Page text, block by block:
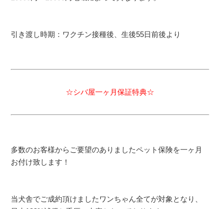
引き渡し時期：ワクチン接種後、生後55日前後より
☆シバ屋一ヶ月保証特典☆
多数のお客様からご要望のありましたペット保険を一ヶ月
お付け致します！
当犬舎でご成約頂けましたワンちゃん全てが対象となり、